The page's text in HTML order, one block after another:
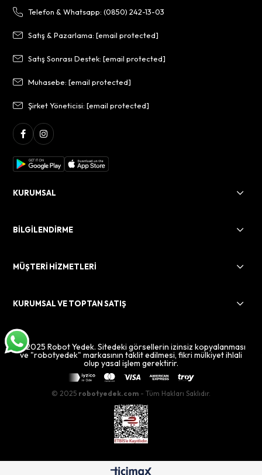
Telefon & Whatsapp: (0850) 242-13-03
Satış & Pazarlama:[email protected]
Satış Sonrası Destek:[email protected]
Muhasebe:[email protected]
Şirket Yöneticisi:[email protected]
KURUMSAL
BİLGİLENDİRME
MÜŞTERİ HİZMETLERİ
KURUMSAL VE TOPTAN SATIŞ
© 2025 Robot Yedek. Sitedeki görsellerin izinsiz kopyalanması
ve "robotyedek" markasının taklit edilmesi, fikri mülkiyet ihlali
olup yasal işlem gerektirir.
© 2025 robotyedek.com - Tüm Hakları Saklıdır.